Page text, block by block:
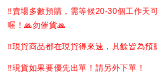
‼️賣場多數預購，需等候20-30個工作天
喔！🙏勿催貨🙏
‼️現貨商品都在現貨得來速，其餘皆為預
‼️現貨如果要優先出單！請另外下單！